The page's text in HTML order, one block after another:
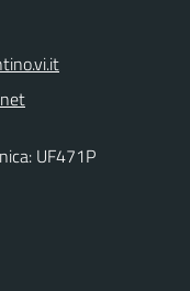
UF471P